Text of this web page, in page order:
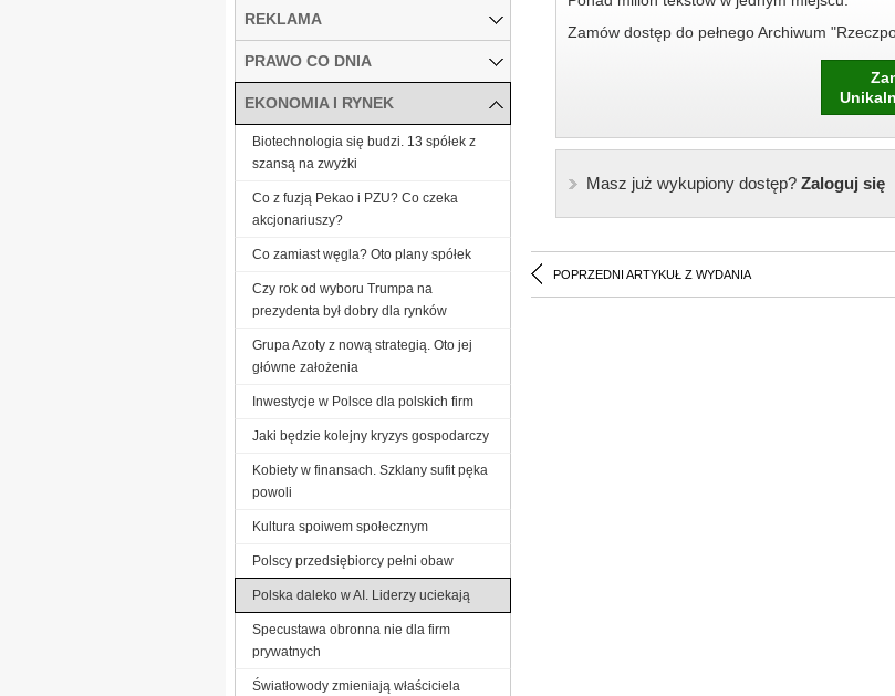
Zamów dostęp do pełnego Archiwum
Masz już wykupiony dostęp?Zaloguj się
POPRZEDNI ARTYKUŁ Z WYDANIA
REKLAMA
PRAWO CO DNIA
EKONOMIA I RYNEK
Biotechnologia się budzi. 13 spółek z
szansą na zwyżki
Co z fuzją Pekao i PZU? Co czeka
akcjonariuszy?
Co zamiast węgla? Oto plany spółek
Czy rok od wyboru Trumpa na
prezydenta był dobry dla rynków
Grupa Azoty z nową strategią. Oto jej
główne założenia
Inwestycje w Polsce dla polskich firm
Jaki będzie kolejny kryzys gospodarczy
Kobiety w finansach. Szklany sufit pęka
powoli
Kultura spoiwem społecznym
Polscy przedsiębiorcy pełni obaw
Polska daleko w AI. Liderzy uciekają
Specustawa obronna nie dla firm
prywatnych
Światłowody zmieniają właściciela